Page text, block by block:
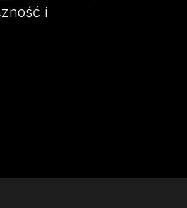
i